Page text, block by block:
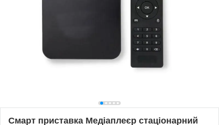
Смарт приставка Медіаплеєр стаціонарний